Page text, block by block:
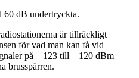
60 dB undertryckta.
är tillräckligt
för vad man kan få vid
på – 123 till – 120 dBm
brusspärren.